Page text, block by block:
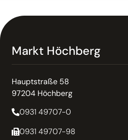
Markt Höchberg
Hauptstraße 58
97204 Höchberg
0931 49707-0
0931 49707-98